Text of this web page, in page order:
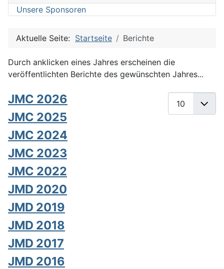
Unsere Sponsoren
Aktuelle Seite: Startseite Berichte
Durch anklicken eines Jahres erscheinen die
veröffentlichten Berichte des gewünschten Jahres...
JMC 2026
JMC 2025
JMC 2024
JMC 2023
JMC 2022
JMD 2020
JMD 2019
JMD 2018
JMD 2017
JMD 2016